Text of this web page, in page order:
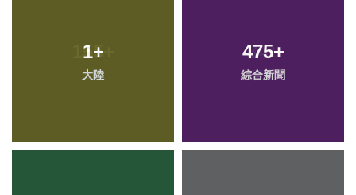
1+
大陸
475+
綜合新聞